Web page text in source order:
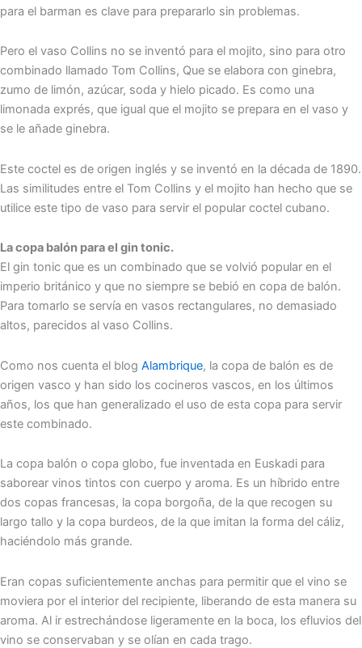
para el barman es clave para prepararlo sin problemas.
Pero el vaso Collins no se inventó para el mojito, sino para otro
combinado llamado Tom Collins, Que se elabora con ginebra,
zumo de limón, azúcar, soda y hielo picado. Es como una
limonada exprés, que igual que el mojito se prepara en el vaso y
se le añade ginebra.
Este coctel es de origen inglés y se inventó en la década de 1890.
Las similitudes entre el Tom Collins y el mojito han hecho que se
utilice este tipo de vaso para servir el popular coctel cubano.
La copa balón para el gin tonic.
El gin tonic que es un combinado que se volvió popular en el
imperio británico y que no siempre se bebió en copa de balón.
Para tomarlo se servía en vasos rectangulares, no demasiado
altos, parecidos al vaso Collins.
Como nos cuenta el blog Alambrique, la copa de balón es de
origen vasco y han sido los cocineros vascos, en los últimos
años, los que han generalizado el uso de esta copa para servir
este combinado.
La copa balón o copa globo, fue inventada en Euskadi para
saborear vinos tintos con cuerpo y aroma. Es un híbrido entre
dos copas francesas, la copa borgoña, de la que recogen su
largo tallo y la copa burdeos, de la que imitan la forma del cáliz,
haciéndolo más grande.
Eran copas suficientemente anchas para permitir que el vino se
moviera por el interior del recipiente, liberando de esta manera su
aroma. Al ir estrechándose ligeramente en la boca, los efluvios del
vino se conservaban y se olían en cada trago.